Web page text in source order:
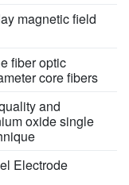
magnetic field
fiber optic
core fibers
and
oxide single
Electrode